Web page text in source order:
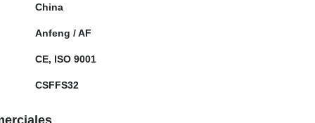
China
Anfeng / AF
CE, ISO 9001
CSFFS32